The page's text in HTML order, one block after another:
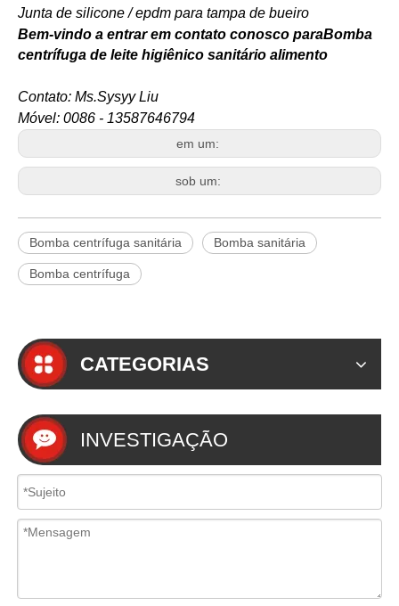
Junta de silicone / epdm para tampa de bueiro
Bem-vindo a entrar em contato conosco paraBomba
centrífuga de leite higiênico sanitário alimento
Contato: Ms.Sysyy Liu
Móvel: 0086 - 13587646794
em um:
sob um:
Bomba centrífuga sanitária Bomba sanitária
Bomba centrífuga
CATEGORIAS
INVESTIGAÇÃO